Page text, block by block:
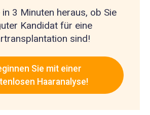
in 3 Minuten heraus, ob Sie
Kandidat für eine
sind!
Sie mit einer
Haaranalyse!